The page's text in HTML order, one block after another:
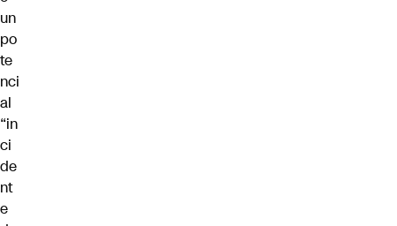
un
po
te
nci
al
“in
ci
de
nt
e